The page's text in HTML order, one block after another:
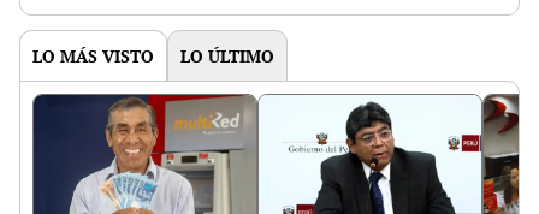
LO MÁS VISTO LO ÚLTIMO